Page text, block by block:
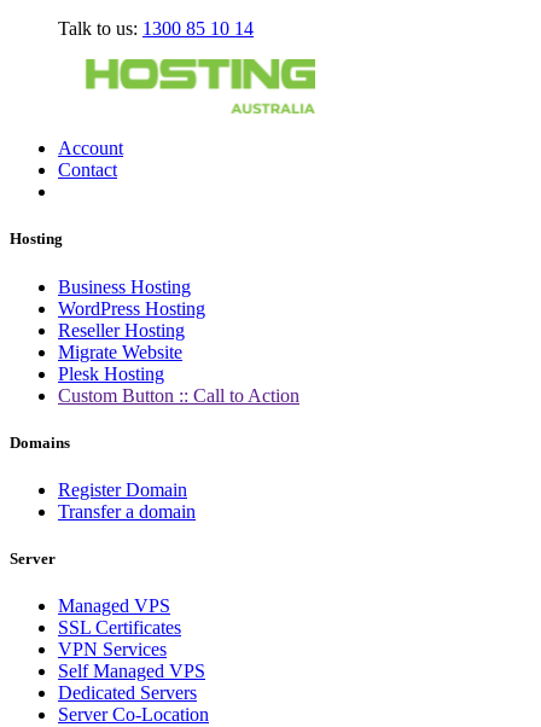
Talk to us: 1300 85 10 14
Account
Contact
Hosting
Business Hosting
WordPress Hosting
Reseller Hosting
Migrate Website
Plesk Hosting
Custom Button :: Call to Action
Domains
Register Domain
Transfer a domain
Server
Managed VPS
SSL Certificates
VPN Services
Self Managed VPS
Dedicated Servers
Server Co-Location